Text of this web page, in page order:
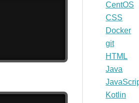
CentOS
CSS
Docker
git
HTML
Java
Kotlin